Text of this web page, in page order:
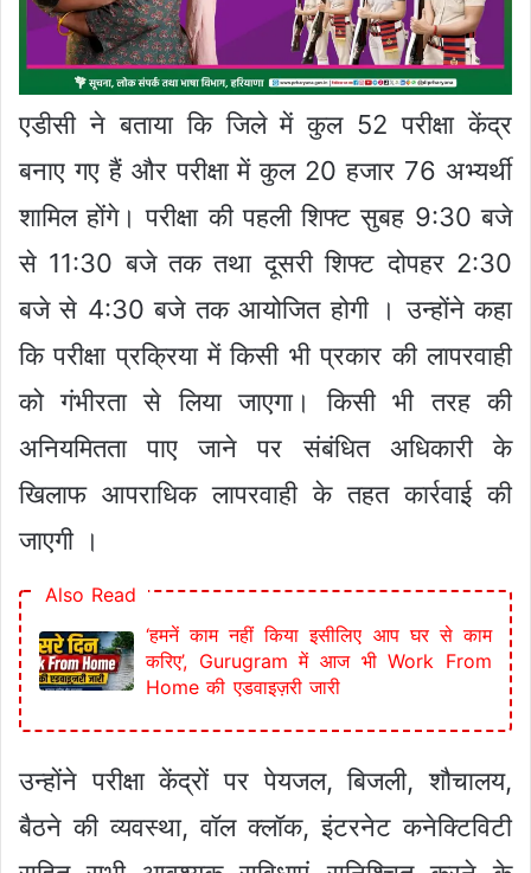
एडीसी ने बताया कि जिले में कुल 52 परीक्षा केंद्र
बनाए गए हैं और परीक्षा में कुल 20 हजार 76 अभ्यर्थी
शामिल होंगे। परीक्षा की पहली शिफ्ट सुबह 9:30 बजे
से 11:30 बजे तक तथा दूसरी शिफ्ट दोपहर 2:30
बजे से 4:30 बजे तक आयोजित होगी । उन्होंने कहा
कि परीक्षा प्रक्रिया में किसी भी प्रकार की लापरवाही
को गंभीरता से लिया जाएगा। किसी भी तरह की
अनियमितता पाए जाने पर संबंधित अधिकारी के
खिलाफ आपराधिक लापरवाही के तहत कार्रवाई की
जाएगी ।
Also Read
‘हमनें काम नहीं किया इसीलिए आप घर से काम
करिए’, Gurugram में आज भी Work From
Home की एडवाइज़री जारी
उन्होंने परीक्षा केंद्रों पर पेयजल, बिजली, शौचालय,
बैठने की व्यवस्था, वॉल क्लॉक, इंटरनेट कनेक्टिविटी